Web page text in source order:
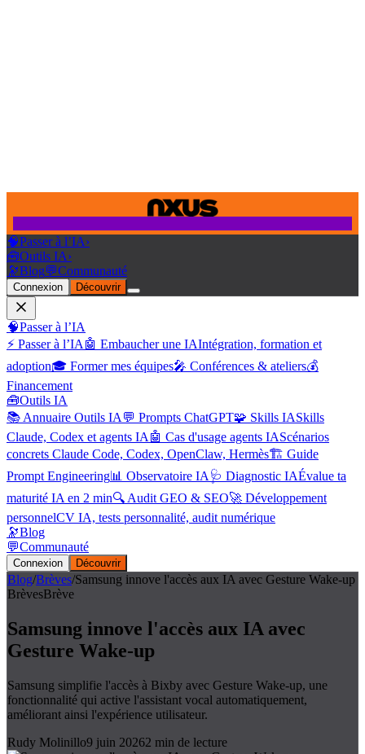
🧠Passer à l’IA›
🧰Outils IA›
🔭Blog💬Communauté
Connexion Découvrir
🧠Passer à l’IA
⚡ Passer à l’IA 🤖 Embaucher une IAIntégration, formation et
adoption🎓 Former mes équipes🎤 Conférences & ateliers💰
Financement
🧰Outils IA
📚 Annuaire Outils IA 💬 Prompts ChatGPT🧩 Skills IASkills
Claude, Codex et agents IA 🤖 Cas d'usage agents IAScénarios
concrets Claude Code, Codex, OpenClaw, Hermès🏗️ Guide
Prompt Engineering📊 Observatoire IA 🩺 Diagnostic IAÉvalue ta
maturité IA en 2 min🔍 Audit GEO & SEO🚀 Développement
personnelCV IA, tests personnalité, audit numérique
🔭Blog
💬Communauté
Connexion Découvrir
Blog/Brèves/Samsung innove l'accès aux IA avec Gesture Wake-up
BrèvesBrève
Samsung innove l'accès aux IA avec
Gesture Wake-up
Samsung simplifie l'accès à Bixby avec Gesture Wake-up, une
fonctionnalité qui active l'assistant vocal automatiquement,
améliorant ainsi l'expérience utilisateur.
Rudy Molinillo9 juin 20262 min de lecture